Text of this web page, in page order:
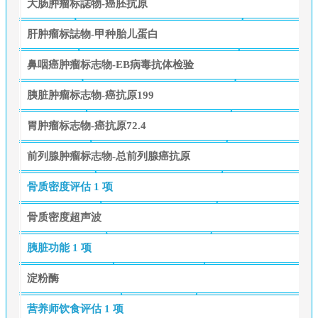
大肠肿瘤标誌物-癌胚抗原
肝肿瘤标誌物-甲种胎儿蛋白
鼻咽癌肿瘤标志物-EB病毒抗体检验
胰脏肿瘤标志物-癌抗原199
胃肿瘤标志物-癌抗原72.4
前列腺肿瘤标志物-总前列腺癌抗原
骨质密度评估 1 项
骨质密度超声波
胰脏功能 1 项
淀粉酶
营养师饮食评估 1 项